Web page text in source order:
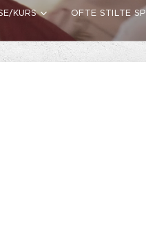
KURS OFTE STILTE